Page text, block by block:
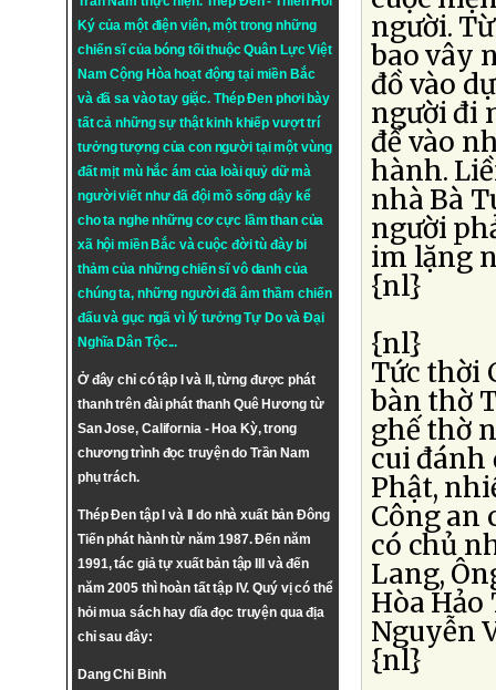
Ký của một điện viên, một trong những
chiến sĩ của bóng tối thuộc Quân Lực Việt
Nam Cộng Hòa hoạt động tại miền Bắc
và đã sa vào tay giặc. Thép Đen phơi bày
tất cả những sự thật kinh khiếp vượt trí
tưởng tượng của con người tại một vùng
đất mịt mù hắc ám của loài quỷ dữ mà
người viết như đã đội mồ sống dậy kể
cho ta nghe những cơ cực lầm than của
xã hội miền Bắc và cuộc đời tù đày bi
thảm của những chiến sĩ vô danh của
chúng ta, những người đã âm thầm chiến
đấu và gục ngã vì lý tưởngTự DovàĐại
Nghĩa Dân Tộc...
Ở đây chỉ có tập I và II, từng được phát
thanh trên đài phát thanh Quê Hương từ
San Jose, California - Hoa Kỳ, trong
chương trình đọc truyện do Trần Nam
phụ trách.
Thép Đen tập I và II do nhà xuất bản Đông
Tiến phát hành từ năm 1987. Đến năm
1991, tác giả tự xuất bản tập III và đến
năm 2005 thì hoàn tất tập IV. Quý vị có thể
hỏi mua sách hay dĩa đọc truyện qua địa
chỉ sau đây:
Dang Chi Binh
người.
bao vây
đồ vào
người đi
để vào
hành.
nhà Bà
người
im lặng
{nl}
{nl}
Tức thời
bàn thờ
ghế thờ
cui đánh
Phật,
Công an
có chủ
Lang,
Hòa
Nguyễn
{nl}